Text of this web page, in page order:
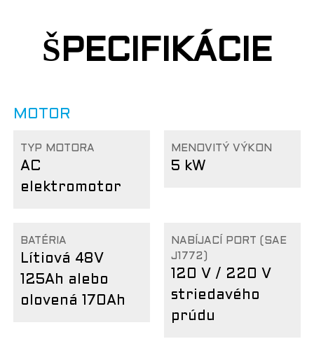
ŠPECIFIKÁCIE
MOTOR
TYP MOTORA
AC
elektromotor
MENOVITÝ VÝKON
5 kW
BATÉRIA
Lítiová 48V
125Ah alebo
olovená 170Ah
NABÍJACÍ PORT (SAE
J1772)
120 V / 220 V
striedavého
prúdu